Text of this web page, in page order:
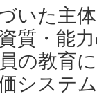
いた主
質・能
の教育
システ